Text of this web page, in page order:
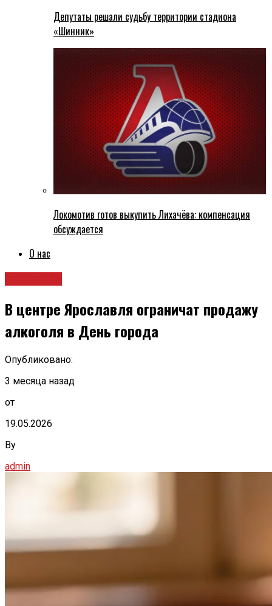
Депутаты решали судьбу территории стадиона
«Шинник»
Локомотив готов выкупить Лихачёва: компенсация
обсуждается
О нас
В центре Ярославля ограничат продажу
алкоголя в День города
Опубликовано:
3 месяца назад
от
19.05.2026
By
admin